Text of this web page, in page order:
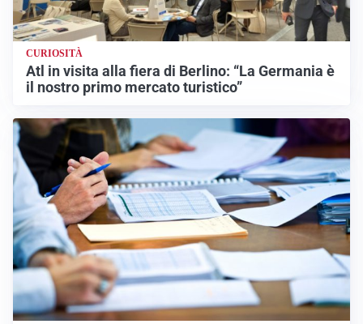
CURIOSITÀ
Atl in visita alla fiera di Berlino: “La Germania è
il nostro primo mercato turistico”